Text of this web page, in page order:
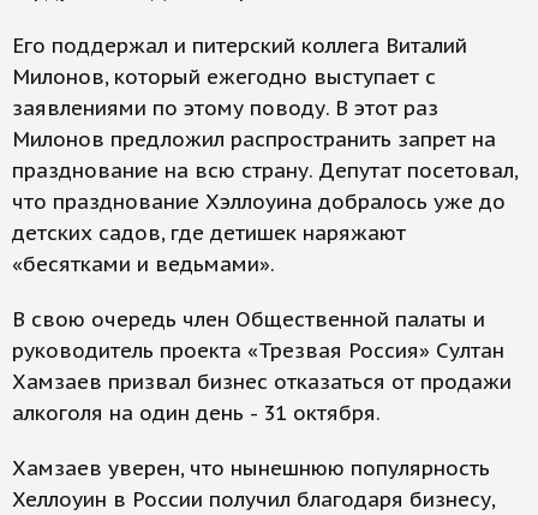
Его поддержал и питерский коллега Виталий
Милонов, который ежегодно выступает с
заявлениями по этому поводу. В этот раз
Милонов предложил распространить запрет на
празднование на всю страну. Депутат посетовал,
что празднование Хэллоуина добралось уже до
детских садов, где детишек наряжают
«бесятками и ведьмами».
В свою очередь член Общественной палаты и
руководитель проекта «Трезвая Россия» Султан
Хамзаев призвал бизнес отказаться от продажи
алкоголя на один день - 31 октября.
Хамзаев уверен, что нынешнюю популярность
Хеллоуин в России получил благодаря бизнесу,